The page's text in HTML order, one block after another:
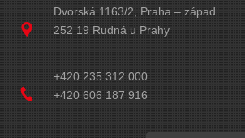
Dvorská 1163/2, Praha – západ
252 19 Rudná u Prahy
+420 235 312 000
+420 606 187 916